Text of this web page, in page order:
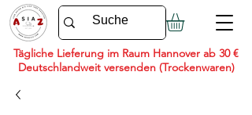
Tägliche Lieferung im Raum Hannover ab 30 €
Deutschlandweit versenden (Trockenwaren)